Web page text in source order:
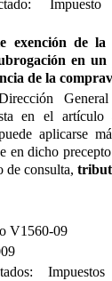
Impuesto
exención de
en un
de la
en el
aplicarse
en dicho
de consulta,
V1560-09